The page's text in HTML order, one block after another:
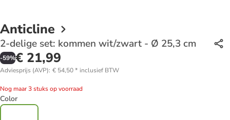
Anticline
2-delige set: kommen wit/zwart - Ø 25,3 cm
-59%€ 21,99
Adviesprijs (AVP): € 54,50* inclusief BTW
Nog maar 3 stuks op voorraad
Color